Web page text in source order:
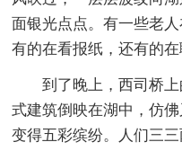
面银光点点。有一些老
有的在看报纸，还有的
到了晚上，西司桥
式建筑倒映在湖中，仿
变得五彩缤纷。人们三